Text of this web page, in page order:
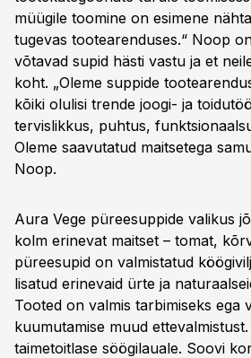
müügile toomine on esimene
tugevas tootearenduses.“ Noop
võtavad supid hästi vastu ja et
koht. „Oleme suppide
kõiki olulisi trende joogi- ja
tervislikkus, puhtus,
Oleme saavutatud maitsetega
Noop.
Aura Vege püreesuppide valikus
kolm erinevat maitset – tomat,
püreesupid on valmistatud
lisatud erinevaid ürte ja
Tooted on valmis tarbimiseks ega
kuumutamise muud
taimetoitlase söögilauale. Soovi